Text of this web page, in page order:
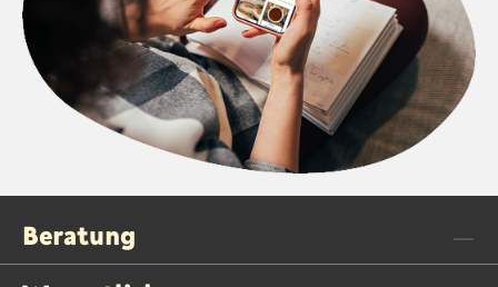
Beratung